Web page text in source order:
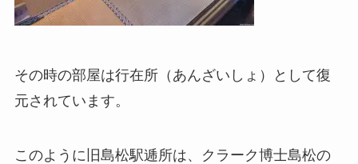
その時の部屋は行在所（あんざいしょ）として復
元されています。
このように旧島松駅逓所は、クラーク博士島松の